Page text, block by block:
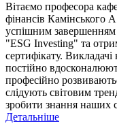
Вітаємо професора
фінансів Камінського
успішним завершенням
"ESG Investing" та
сертифікату. Викладачі
постійно
професійно
слідують світовим
зробити знання наших
Детальніше